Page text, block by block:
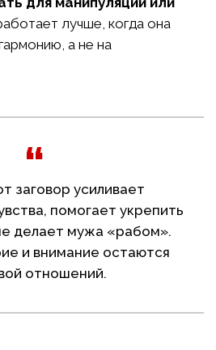
лучше, когда она
а не на
заговор усиливает
помогает укрепить
делает мужа «рабом».
и внимание остаются
отношений.